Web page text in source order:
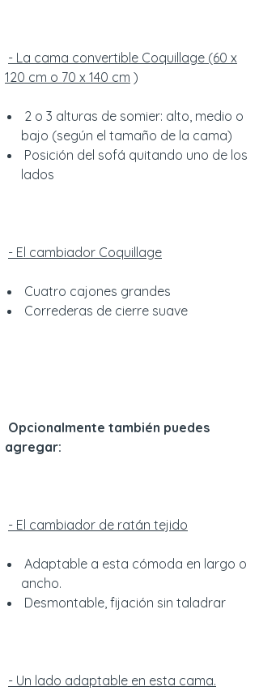
- La cama convertible Coquillage (60 x
120 cm o 70 x 140 cm )
2 o 3 alturas de somier: alto, medio o
bajo (según el tamaño de la cama)
Posición del sofá quitando uno de los
lados
- El cambiador Coquillage
Cuatro cajones grandes
Correderas de cierre suave
Opcionalmente también puedes
agregar:
- El cambiador de ratán tejido
Adaptable a esta cómoda en largo o
ancho.
Desmontable, fijación sin taladrar
- Un lado adaptable en esta cama.